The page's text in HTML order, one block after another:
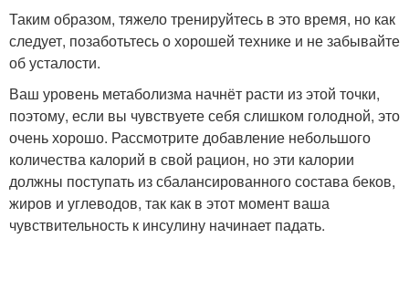
Таким образом, тяжело тренируйтесь в это время, но как
следует, позаботьтесь о хорошей технике и не забывайте
об усталости.
Ваш уровень метаболизма начнёт расти из этой точки,
поэтому, если вы чувствуете себя слишком голодной, это
очень хорошо. Рассмотрите добавление небольшого
количества калорий в свой рацион, но эти калории
должны поступать из сбалансированного состава беков,
жиров и углеводов, так как в этот момент ваша
чувствительность к инсулину начинает падать.